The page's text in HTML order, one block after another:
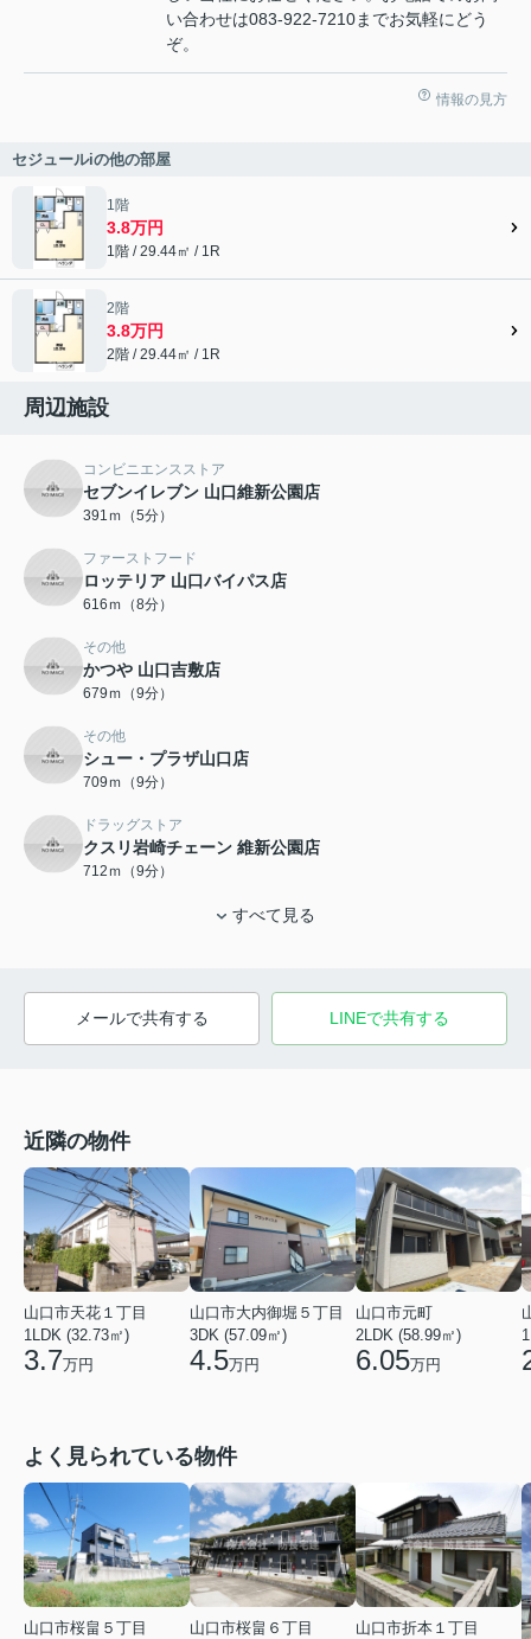
い合わせは083-922-7210までお気軽にどう
ぞ。
情報の見方
セジュールiの他の部屋
1階
3.8万円
1階 / 29.44㎡ / 1R
2階
3.8万円
2階 / 29.44㎡ / 1R
周辺施設
コンビニエンスストア
セブンイレブン 山口維新公園店
391ｍ（5分）
ファーストフード
ロッテリア 山口バイパス店
616ｍ（8分）
その他
かつや 山口吉敷店
679ｍ（9分）
その他
シュー・プラザ山口店
709ｍ（9分）
ドラッグストア
クスリ岩崎チェーン 維新公園店
712ｍ（9分）
すべて見る
メールで共有する LINEで共有する
近隣の物件
山口市天花１丁目
1LDK (32.73㎡)
3.7万円
山口市大内御堀５丁目
3DK (57.09㎡)
4.5万円
山口市元町
2LDK (58.99㎡)
6.05万円
よく見られている物件
山口市桜畠５丁目
山口市桜畠６丁目
山口市折本１丁目